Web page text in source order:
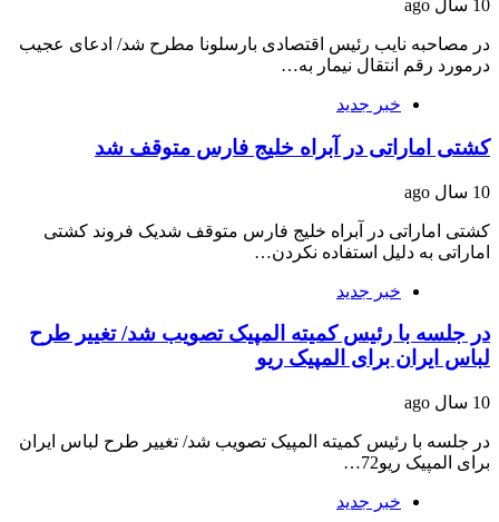
10 سال ago
در مصاحبه نایب رئیس اقتصادی بارسلونا مطرح شد/ ادعای عجیب
درمورد رقم‌ انتقال نیمار به‌…
خبر جدید
کشتی اماراتی در آبراه خلیج فارس متوقف شد
10 سال ago
کشتی اماراتی در آبراه خلیج فارس متوقف شدیک فروند کشتی
اماراتی به دلیل استفاده نکردن…
خبر جدید
در جلسه با رئیس کمیته المپیک تصویب شد/ تغییر طرح
لباس ایران برای المپیک ریو
10 سال ago
در جلسه با رئیس کمیته المپیک تصویب شد/ تغییر طرح لباس ایران
برای المپیک ریو72…
خبر جدید